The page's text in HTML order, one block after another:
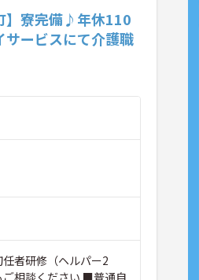
】寮完備♪年休110
ービスにて介護職
者研修（ヘルパー2
相談ください ■普通自